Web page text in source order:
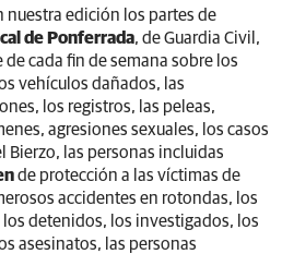
nuestra edición los partes de
de Ponferrada, de Guardia Civil,
cada fin de semana sobre los
vehículos dañados, las
los registros, las peleas,
agresiones sexuales, los casos
Bierzo, las personas incluidas
de protección a las víctimas de
accidentes en rotondas, los
detenidos, los investigados, los
asesinatos, las personas